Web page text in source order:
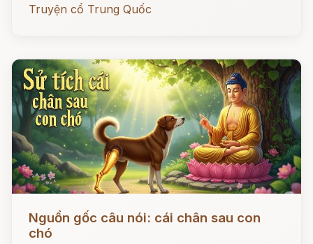
Truyện cổ Trung Quốc
Đọc ngay
Nguồn gốc câu nói: cái chân sau con
chó